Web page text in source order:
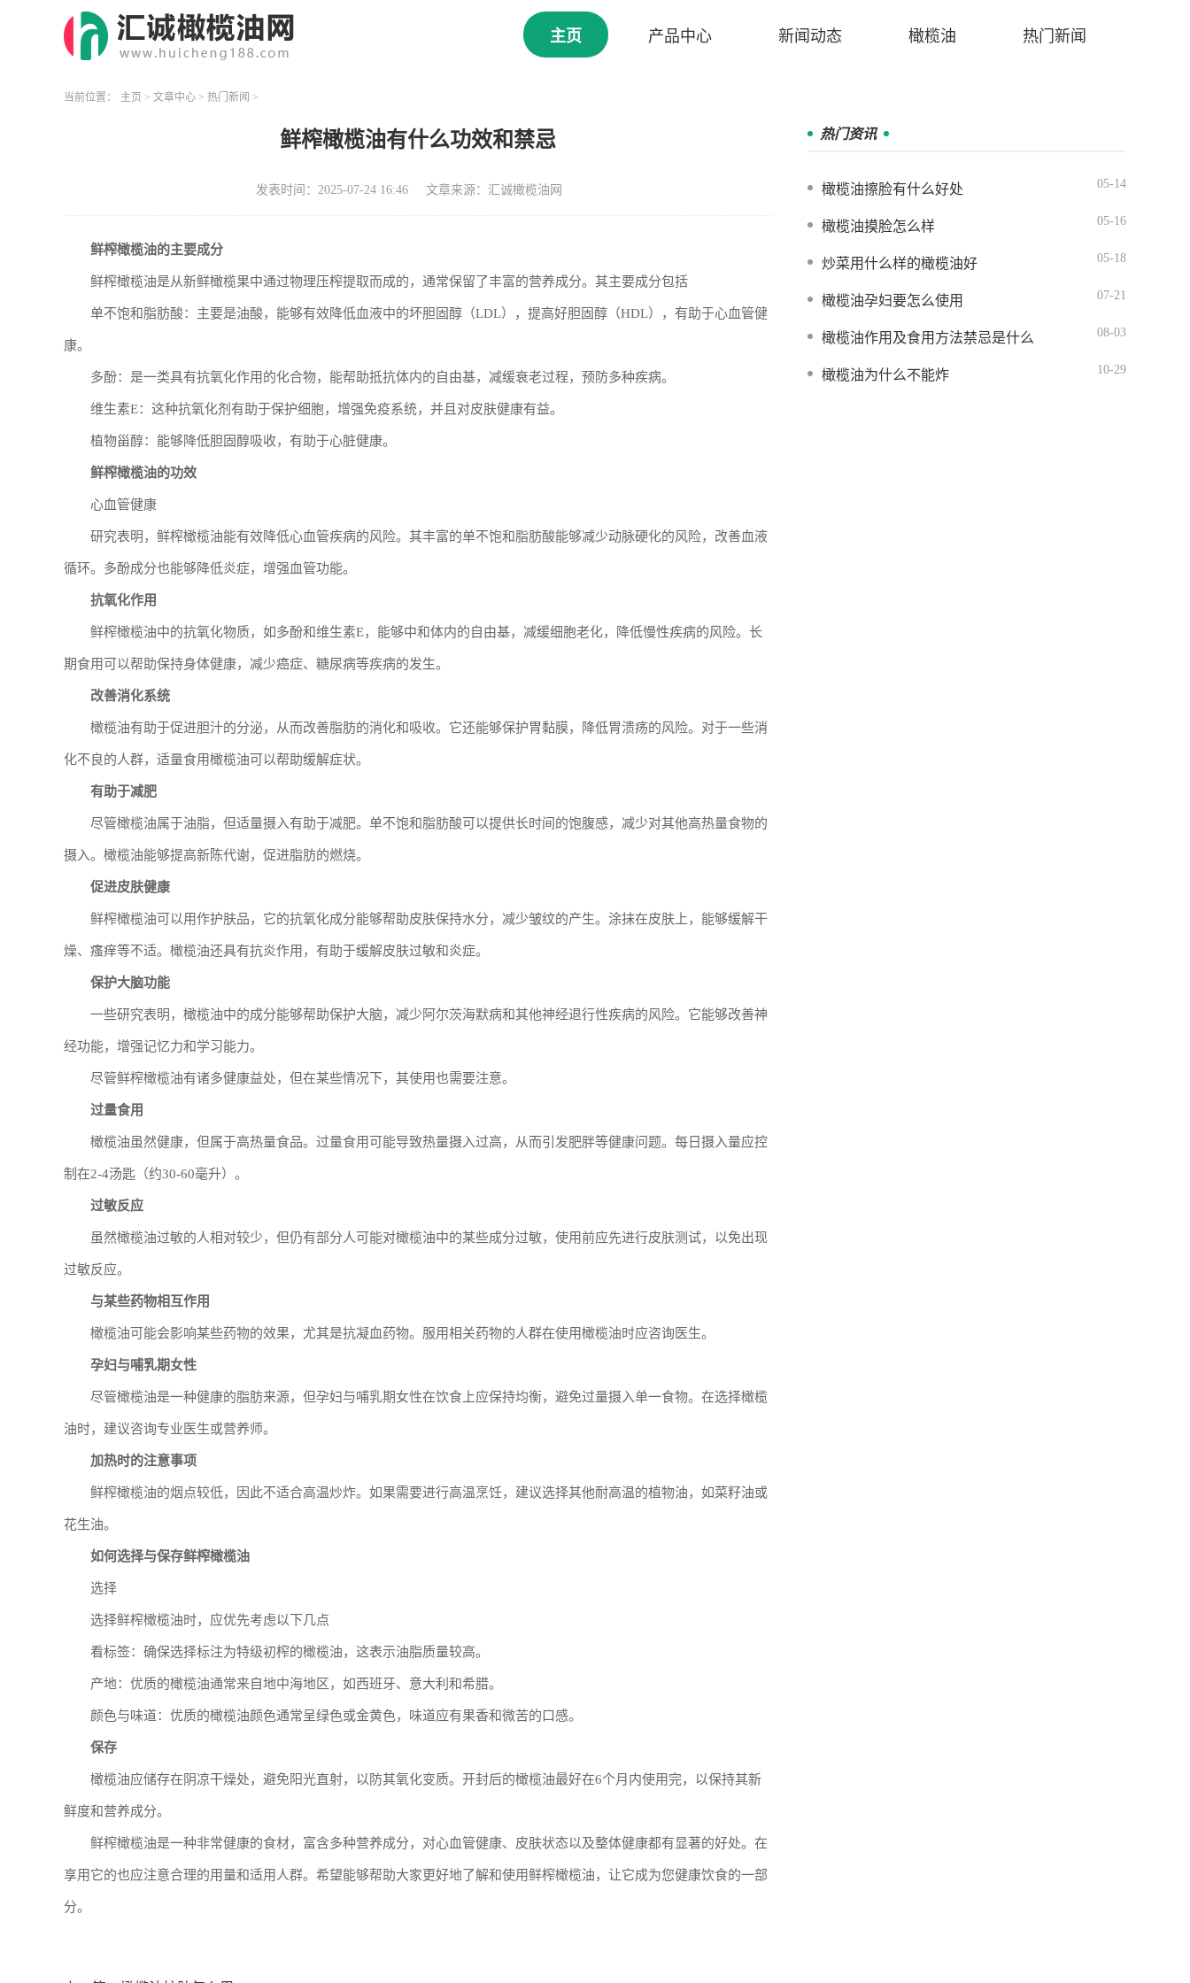
主页 产品中心 新闻动态 橄榄油 热门新闻
当前位置： 主页 > 文章中心 > 热门新闻 >
鲜榨橄榄油有什么功效和禁忌
发表时间：2025-07-24 16:46 文章来源：汇诚橄榄油网
鲜榨橄榄油的主要成分
鲜榨橄榄油是从新鲜橄榄果中通过物理压榨提取而成的，通常保留了丰富的营养成分。其主要成分包括
单不饱和脂肪酸：主要是油酸，能够有效降低血液中的坏胆固醇（LDL），提高好胆固醇（HDL），有助于心血管健
康。
多酚：是一类具有抗氧化作用的化合物，能帮助抵抗体内的自由基，减缓衰老过程，预防多种疾病。
维生素E：这种抗氧化剂有助于保护细胞，增强免疫系统，并且对皮肤健康有益。
植物甾醇：能够降低胆固醇吸收，有助于心脏健康。
鲜榨橄榄油的功效
心血管健康
研究表明，鲜榨橄榄油能有效降低心血管疾病的风险。其丰富的单不饱和脂肪酸能够减少动脉硬化的风险，改善血液
循环。多酚成分也能够降低炎症，增强血管功能。
抗氧化作用
鲜榨橄榄油中的抗氧化物质，如多酚和维生素E，能够中和体内的自由基，减缓细胞老化，降低慢性疾病的风险。长
期食用可以帮助保持身体健康，减少癌症、糖尿病等疾病的发生。
改善消化系统
橄榄油有助于促进胆汁的分泌，从而改善脂肪的消化和吸收。它还能够保护胃黏膜，降低胃溃疡的风险。对于一些消
化不良的人群，适量食用橄榄油可以帮助缓解症状。
有助于减肥
尽管橄榄油属于油脂，但适量摄入有助于减肥。单不饱和脂肪酸可以提供长时间的饱腹感，减少对其他高热量食物的
摄入。橄榄油能够提高新陈代谢，促进脂肪的燃烧。
促进皮肤健康
鲜榨橄榄油可以用作护肤品，它的抗氧化成分能够帮助皮肤保持水分，减少皱纹的产生。涂抹在皮肤上，能够缓解干
燥、瘙痒等不适。橄榄油还具有抗炎作用，有助于缓解皮肤过敏和炎症。
保护大脑功能
一些研究表明，橄榄油中的成分能够帮助保护大脑，减少阿尔茨海默病和其他神经退行性疾病的风险。它能够改善神
经功能，增强记忆力和学习能力。
尽管鲜榨橄榄油有诸多健康益处，但在某些情况下，其使用也需要注意。
过量食用
橄榄油虽然健康，但属于高热量食品。过量食用可能导致热量摄入过高，从而引发肥胖等健康问题。每日摄入量应控
制在2-4汤匙（约30-60毫升）。
过敏反应
虽然橄榄油过敏的人相对较少，但仍有部分人可能对橄榄油中的某些成分过敏，使用前应先进行皮肤测试，以免出现
过敏反应。
与某些药物相互作用
橄榄油可能会影响某些药物的效果，尤其是抗凝血药物。服用相关药物的人群在使用橄榄油时应咨询医生。
孕妇与哺乳期女性
尽管橄榄油是一种健康的脂肪来源，但孕妇与哺乳期女性在饮食上应保持均衡，避免过量摄入单一食物。在选择橄榄
油时，建议咨询专业医生或营养师。
加热时的注意事项
鲜榨橄榄油的烟点较低，因此不适合高温炒炸。如果需要进行高温烹饪，建议选择其他耐高温的植物油，如菜籽油或
花生油。
如何选择与保存鲜榨橄榄油
选择
选择鲜榨橄榄油时，应优先考虑以下几点
看标签：确保选择标注为特级初榨的橄榄油，这表示油脂质量较高。
产地：优质的橄榄油通常来自地中海地区，如西班牙、意大利和希腊。
颜色与味道：优质的橄榄油颜色通常呈绿色或金黄色，味道应有果香和微苦的口感。
保存
橄榄油应储存在阴凉干燥处，避免阳光直射，以防其氧化变质。开封后的橄榄油最好在6个月内使用完，以保持其新
鲜度和营养成分。
鲜榨橄榄油是一种非常健康的食材，富含多种营养成分，对心血管健康、皮肤状态以及整体健康都有显著的好处。在
享用它的也应注意合理的用量和适用人群。希望能够帮助大家更好地了解和使用鲜榨橄榄油，让它成为您健康饮食的一部
分。
热门资讯
橄榄油擦脸有什么好处 05-14
橄榄油摸脸怎么样 05-16
炒菜用什么样的橄榄油好 05-18
橄榄油孕妇要怎么使用 07-21
橄榄油作用及食用方法禁忌是什么 08-03
橄榄油为什么不能炸 10-29